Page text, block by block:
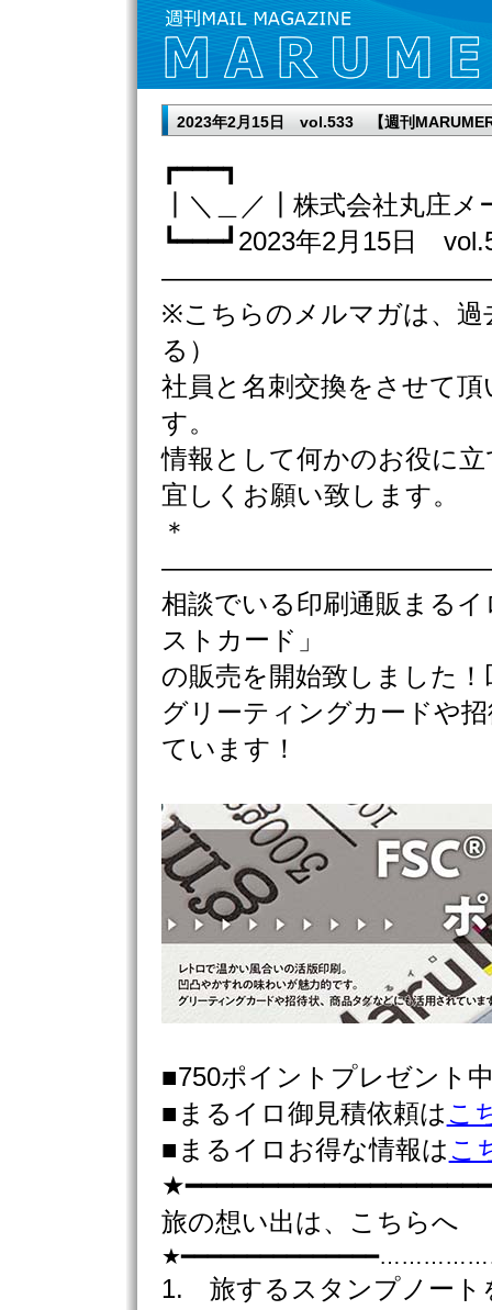
2023年2月15日 vol.533 【週刊
┏━━━┓
┃＼＿／┃株式会社丸庄メ
┗━━━┛2023年2月15日
※こちらのメルマガは、過
る）
社員と名刺交換をさせて
す。
情報として何かのお役に
宜しくお願い致します。
＊
相談でいる印刷通販まる
ストカード」
の販売を開始致しました
グリーティングカードや
ています！
■750ポイントプレゼント
■まるイロ御見積依頼はこ
■まるイロお得な情報はこ
旅の想い出は、こちらへ
1. 旅するスタンプノート